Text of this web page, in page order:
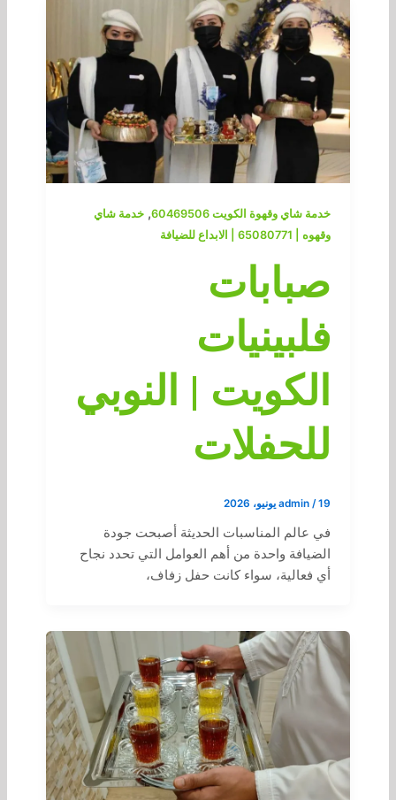
خدمة شاي وقهوة الكويت 60469506 ,خدمة شاي
وقهوه | 65080771 | الابداع للضيافة
صبابات
فلبينيات
الكويت | النوبي
للحفلات
admin /19 يونيو، 2026
في عالم المناسبات الحديثة أصبحت جودة
الضيافة واحدة من أهم العوامل التي تحدد نجاح
أي فعالية، سواء كانت حفل زفاف،